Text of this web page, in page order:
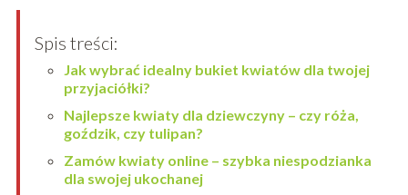
Spis treści:
Jak wybrać idealny bukiet kwiatów dla twojej
przyjaciółki?
Najlepsze kwiaty dla dziewczyny – czy róża,
goździk, czy tulipan?
Zamów kwiaty online – szybka niespodzianka
dla swojej ukochanej